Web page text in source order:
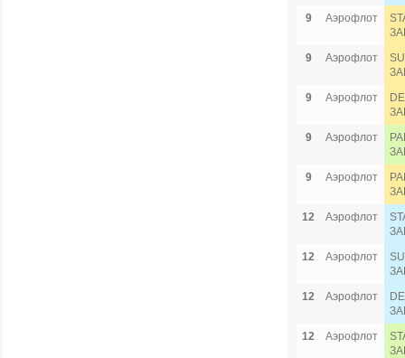
9
Аэрофлот
9
Аэрофлот
9
Аэрофлот
9
Аэрофлот
9
Аэрофлот
12
Аэрофлот
12
Аэрофлот
12
Аэрофлот
12
Аэрофлот